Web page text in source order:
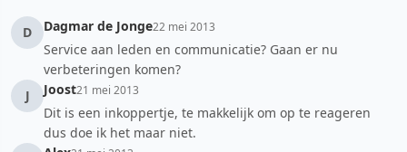
D Dagmar de Jonge22 mei 2013
Service aan leden en communicatie? Gaan er nu
verbeteringen komen?
J
Joost21 mei 2013
Dit is een inkoppertje, te makkelijk om op te reageren
dus doe ik het maar niet.